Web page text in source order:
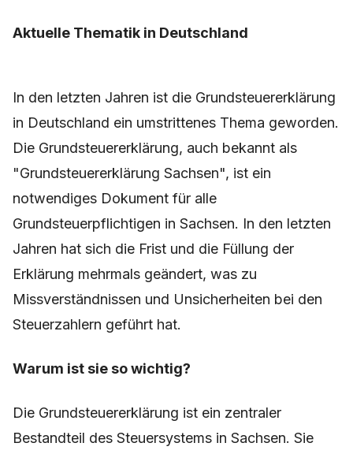
Aktuelle Thematik in Deutschland
In den letzten Jahren ist die Grundsteuererklärung
in Deutschland ein umstrittenes Thema geworden.
Die Grundsteuererklärung, auch bekannt als
"Grundsteuererklärung Sachsen", ist ein
notwendiges Dokument für alle
Grundsteuerpflichtigen in Sachsen. In den letzten
Jahren hat sich die Frist und die Füllung der
Erklärung mehrmals geändert, was zu
Missverständnissen und Unsicherheiten bei den
Steuerzahlern geführt hat.
Warum ist sie so wichtig?
Die Grundsteuererklärung ist ein zentraler
Bestandteil des Steuersystems in Sachsen. Sie